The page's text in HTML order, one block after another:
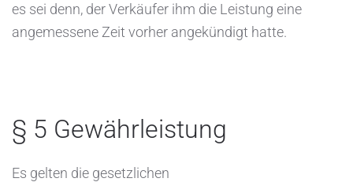
es sei denn, der Verkäufer ihm die Leistung eine
angemessene Zeit vorher angekündigt hatte.
§ 5 Gewährleistung
Es gelten die gesetzlichen